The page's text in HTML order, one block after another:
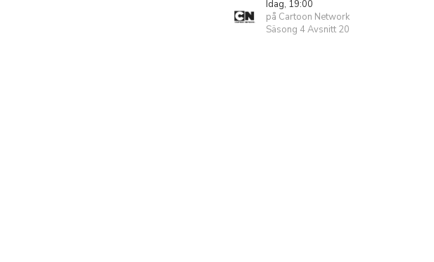
Idag, 19:00
på Cartoon Network
Säsong 4 Avsnitt 20